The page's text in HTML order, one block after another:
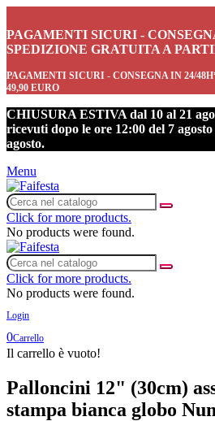
PAGAMENTI SICURI -
SPEDIZIONE GRATUITA A
PAGAMENTI SICURI - CONSEGNA IN 24/
49,90 EURO
CHIUSURA ESTIVA dal 10 al 21
ricevuti dopo le ore 12:00 del 7
agosto.
Menu
Click for more products.
No products were found.
Click for more products.
No products were found.
Login
0Carrello
Il carrello è vuoto!
Palloncini 12" (30cm)
stampa bianca globo